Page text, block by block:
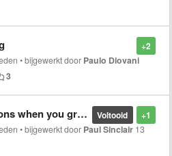
+2
•bijgewerkt door Paulo Diovani
3
+1
Voltooid
you grow a level
•bijgewerkt door Paul Sinclair 13